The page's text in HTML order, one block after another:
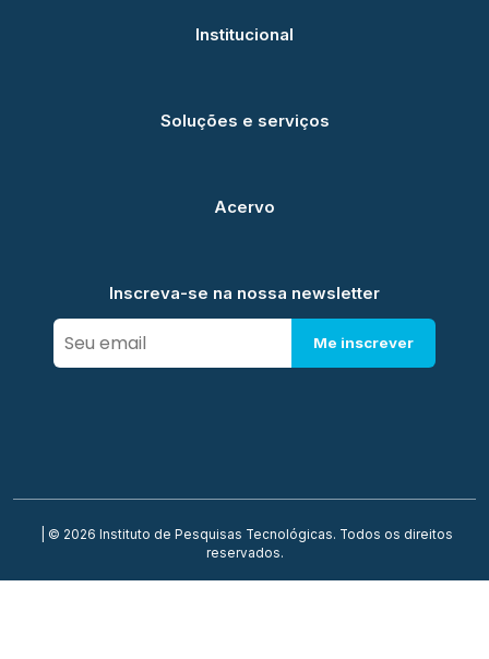
Institucional
Soluções e serviços
Acervo
Inscreva-se na nossa newsletter
Me inscrever
| © 2026 Instituto de Pesquisas Tecnológicas. Todos os direitos
reservados.